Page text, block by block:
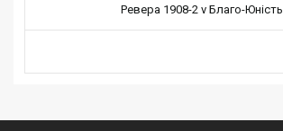
Ревера 1908-2 v Благо-Юність